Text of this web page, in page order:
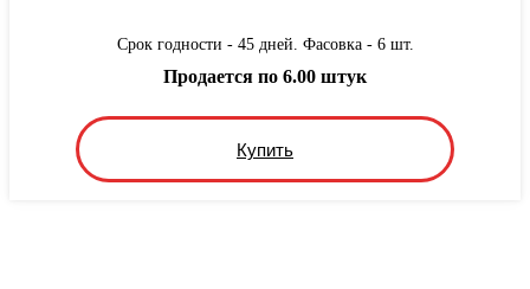
Срок годности - 45 дней. Фасовка - 6 шт.
Купить
Продается по 6.00 штук